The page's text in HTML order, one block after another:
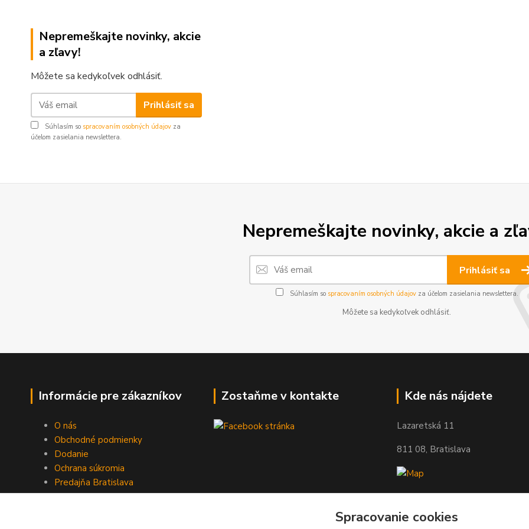
Nepremeškajte novinky, akcie
a zľavy!
Môžete sa kedykoľvek odhlásiť.
Prihlásiť sa
Súhlasím so spracovaním osobných údajov za
účelom zasielania newslettera.
Nepremeškajte novinky, akcie a
Prihlásiť sa
Súhlasím so spracovaním osobných údajovza účelom zasielania newslettera.
Môžete sa kedykoľvek odhlásiť.
Informácie pre zákazníkov
O nás
Obchodné podmienky
Dodanie
Ochrana súkromia
Predajňa Bratislava
Kontakty
Zostaňme v kontakte Kde nás nájdete
Lazaretská 11
811 08, Bratislava
Spracovanie cookies